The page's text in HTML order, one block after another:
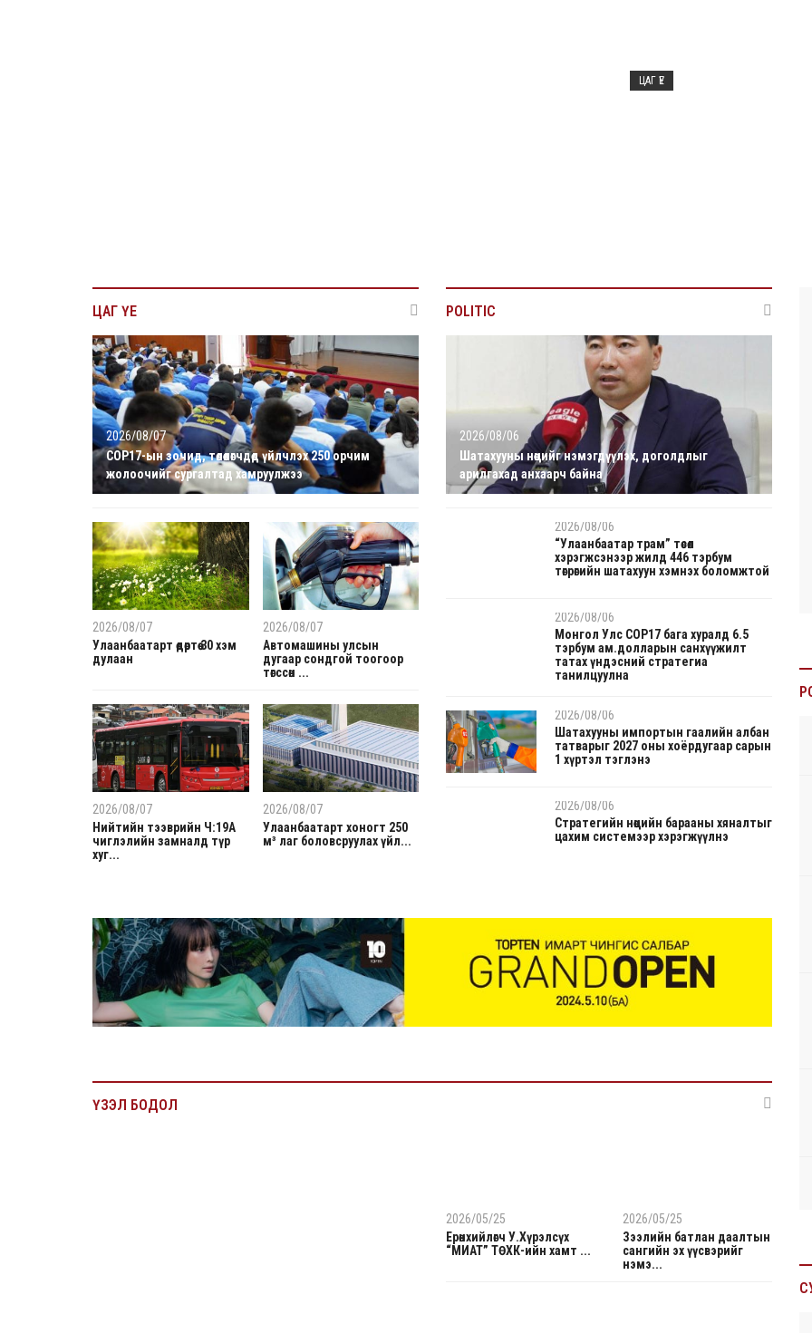
ЦАГ ҮЕ
ЦАГ ҮЕ
2026/08/07
COP17-ын зочид, төлөөлөгчдөд үйлчлэх 250 орчим
жолоочийг сургалтад хамруулжээ
2026/08/07
Улаанбаатарт өдөртөө 30 хэм
дулаан
2026/08/07
Автомашины улсын
дугаар сондгой тоогоор
төгссөн ...
2026/08/07
Нийтийн тээврийн Ч:19А
чиглэлийн замналд түр
хуг...
2026/08/07
Улаанбаатарт хоногт 250
м³ лаг боловсруулах үйл...
POLITIC
2026/08/06
Шатахууны нөөцийг нэмэгдүүлэх, доголдлыг
арилгахад анхаарч байна
2026/08/06
“Улаанбаатар трам” төсөл
хэрэгжсэнээр жилд 446 тэрбум
төгрөгийн шатахуун хэмнэх боломжтой
2026/08/06
Монгол Улс COP17 бага хуралд 6.5
тэрбум ам.долларын санхүүжилт
татах үндэсний стратегиа
танилцуулна
2026/08/06
Шатахууны импортын гаалийн албан
татварыг 2027 оны хоёрдугаар сарын
1 хүртэл тэглэнэ
2026/08/06
Стратегийн нөөцийн барааны хяналтыг
цахим системээр хэрэгжүүлнэ
ҮЗЭЛ БОДОЛ
2026/05/25
Ерөнхийлөгч У.Хүрэлсүх
“МИАТ” ТӨХК-ийн хамт ...
2026/05/25
Зээлийн батлан даалтын
сангийн эх үүсвэрийг
нэмэ...